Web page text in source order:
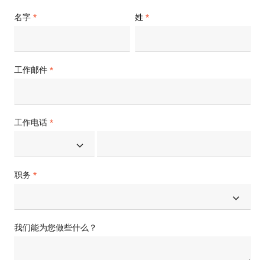
名字 姓
工作邮件
工作电话
职务
我们能为您做些什么？